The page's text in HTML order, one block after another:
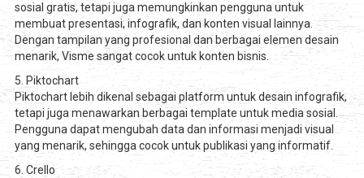
sosial gratis, tetapi juga memungkinkan pengguna untuk
membuat presentasi, infografik, dan konten visual lainnya.
Dengan tampilan yang profesional dan berbagai elemen desain
menarik, Visme sangat cocok untuk konten bisnis.
5. Piktochart
Piktochart lebih dikenal sebagai platform untuk desain infografik,
tetapi juga menawarkan berbagai template untuk media sosial.
Pengguna dapat mengubah data dan informasi menjadi visual
yang menarik, sehingga cocok untuk publikasi yang informatif.
6. Crello